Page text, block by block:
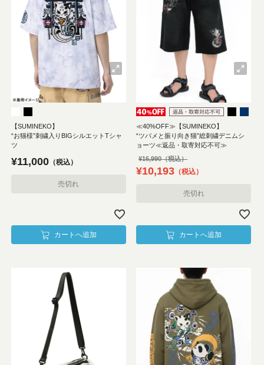
【SUMINEKO】
“お猫様”刺繍入りBIGシルエットTシャ
ツ
¥11,000 税込
売切れ
カートへ追加
≪40%OFF≫【SUMINEKO】
“ツバメと振り向き猫”総刺繍デニムシ
ョーツ≪返品・取寄対応不可≫
¥16,990
¥10,193 税込
売切れ
カートへ追加